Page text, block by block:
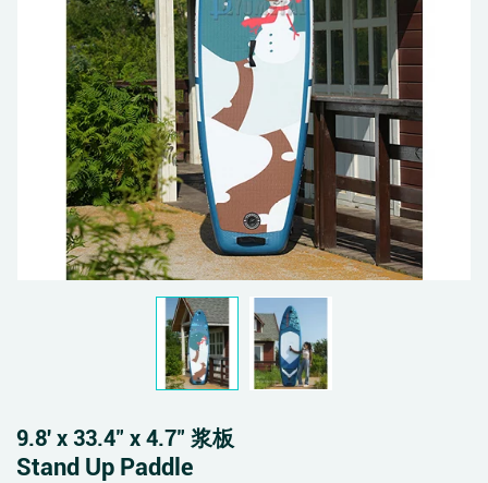
9.8' x 33.4" x 4.7" 浆板
Stand Up Paddle